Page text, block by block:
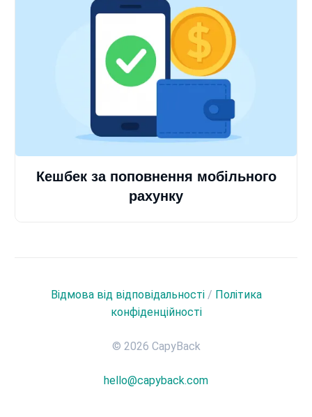
Кешбек за поповнення мобільного
рахунку
Відмова від відповідальності/ Політика
конфіденційності
© 2026 CapyBack
hello@capyback.com